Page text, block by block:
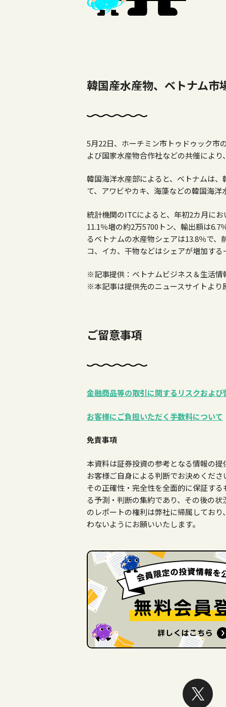
韓国産水産物、ベトナム市
5月22日、ホーチミン市トゥドゥック市
よび国家水産物合作社などの共催によ
韓国海洋水産部によると、ベトナムは
て、アワビやカキ、海藻などの韓国海
統計機関のITCによると、年初2カ月に
11.1％増の約2万5700トン、輸出額は
るベトナムの水産物シェアは13.8％で
コ、イカ、干物などはシェアが増加す
※記事提供：ベトナムビジネス＆生活情
※本記事は提供先のニュースサイトより
ご留意事項
金融商品等の取引に関するリスクおよび
お客様にご負担いただく手数料について
免責事項
本資料は証券投資の参考となる情報の
お客様ご自身による判断でお決めくだ
その正確性・完全性を全面的に保証す
る予測・判断の集約であり、その後の
のレポートの権利は弊社に帰属してお
わないようにお願いいたします。